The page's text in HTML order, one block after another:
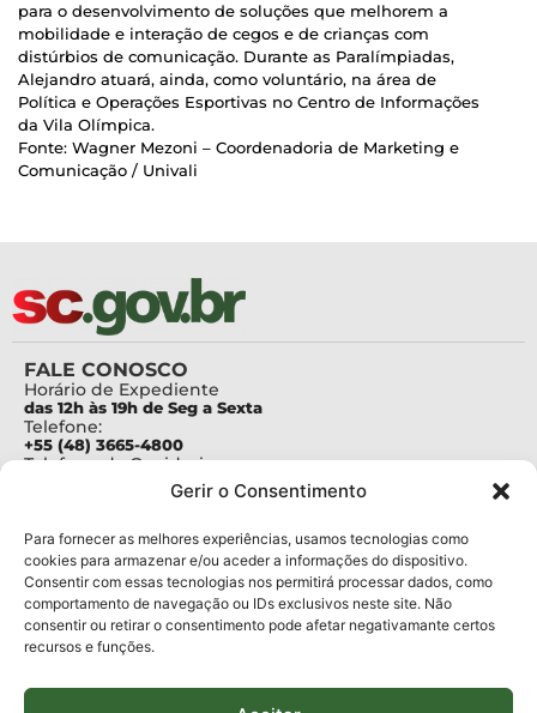
Gerir o Consentimento
Para fornecer as melhores experiências, usamos tecnologias como
cookies para armazenar e/ou aceder a informações do dispositivo.
Consentir com essas tecnologias nos permitirá processar dados, como
comportamento de navegação ou IDs exclusivos neste site. Não
consentir ou retirar o consentimento pode afetar negativamante certos
recursos e funções.
para o desenvolvimento de soluções que melhorem a
mobilidade e interação de cegos e de crianças com
distúrbios de comunicação. Durante as Paralímpiadas,
Alejandro atuará, ainda, como voluntário, na área de
Política e Operações Esportivas no Centro de Informações
da Vila Olímpica.
Fonte: Wagner Mezoni – Coordenadoria de Marketing e
Comunicação / Univali
FALE CONOSCO
Horário de Expediente
das 12h às 19h de Seg a Sexta
Telefone:
+55 (48) 3665-4800
Telefone da Ouvidoria
Para assuntos relacionados à Pesquisa
pesquisa@fapesc.sc.gov.br
Para assuntos relacionados à Inovação
inovacao@fapesc.sc.gov.br
Para assuntos relacionados à Bolsas
bolsas@fapesc.sc.gov.br
Para assuntos relacionados à Prestação de Contas
Para assuntos relacionados à Plataforma
plataforma@fapesc.sc.gov.br